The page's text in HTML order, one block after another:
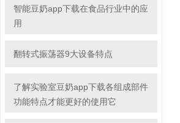
智能豆奶app下载在食品行业中的应
用
翻转式振荡器9大设备特点
了解实验室豆奶app下载各组成部件
功能特点才能更好的使用它